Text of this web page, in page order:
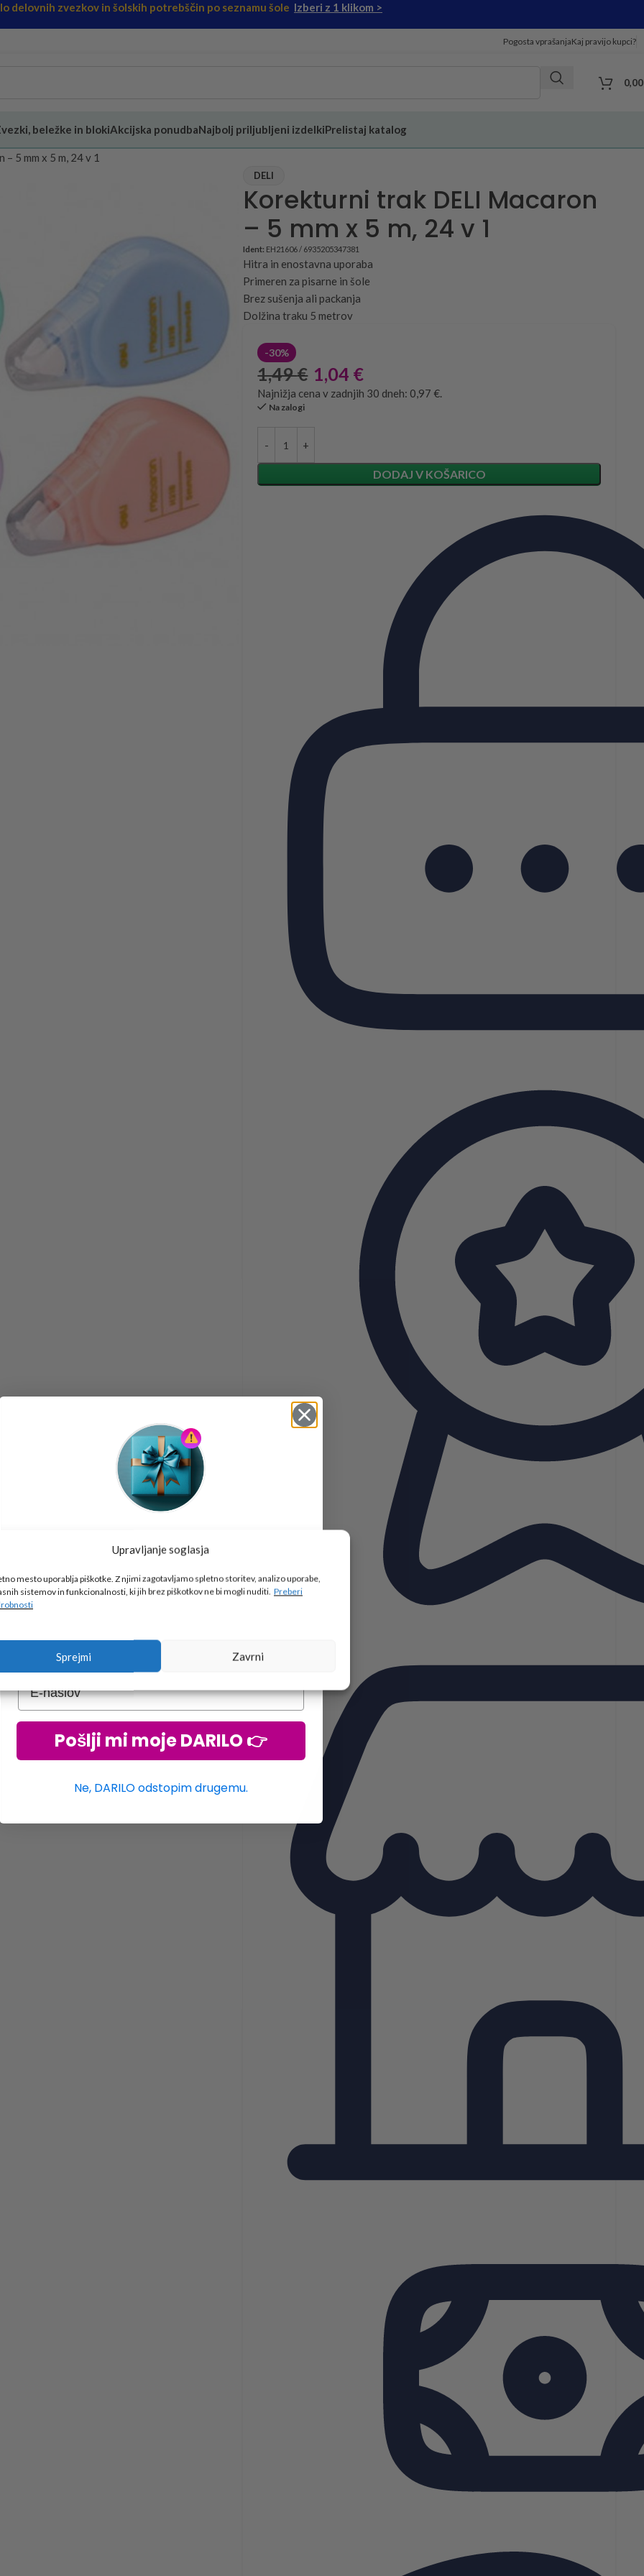
Upravljanje soglasja
mesto uporablja piškotke. Z njimi zagotavljamo spletno storitev, analizo uporabe,
sistemov in funkcionalnosti, ki jih brez piškotkov ne bi mogli nuditi. Preberi
Sprejmi Zavrni
delovnih zvezkov in šolskih potrebščin po seznamu šole Izberi z 1 klikom >
Pogosta vprašanjaKaj pravijo kupci?
beležke in blokiAkcijska ponudbaNajbolj priljubljeni izdelkiPrelistaj katalog
5 mm x 5 m, 24 v 1
DELI
Korekturni trak DELI Macaron
– 5 mm x 5 m, 24 v 1
Ident: EH21606 / 6935205347381
Hitra in enostavna uporaba
Primeren za pisarne in šole
Brez sušenja ali packanja
Dolžina traku 5 metrov
-30%
1,49€ 1,04 €
Najnižja cena v zadnjih 30 dneh: 0,97 €.
Na zalogi
DODAJ V KOŠARICO
🎁 DARILO
Vpiši podatke za prejem darilain se pridruži
Pošlji mi moje DARILO 👉
Ne, DARILO odstopim drugemu.